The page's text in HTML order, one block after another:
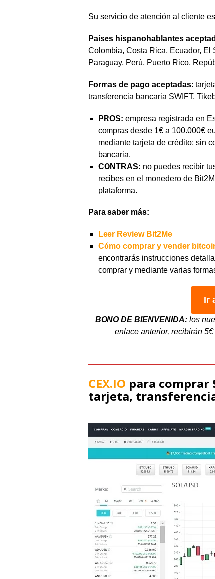
Su servicio de atención al cliente
Países hispanohablantes
Colombia, Costa Rica, Ecuador, El
Paraguay, Perú, Puerto Rico,
Formas de pago aceptadas:
transferencia bancaria SWIFT,
PROS: empresa registrada en
compras desde 1€ a 100.000€
mediante tarjeta de crédito; sin
bancaria.
CONTRAS: no puedes recibir
recibes en el monedero de
plataforma.
Para saber más:
Leer Review Bit2Me
Cómo comprar y vender
encontrarás instrucciones
comprar y mediante varias
Ir
BONO DE BIENVENIDA: los
enlace anterior, recibirán
CEX.IO para comprar
tarjeta,